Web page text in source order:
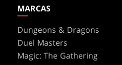
MARCAS
Dungeons & Dragons
Duel Masters
Magic: The Gathering